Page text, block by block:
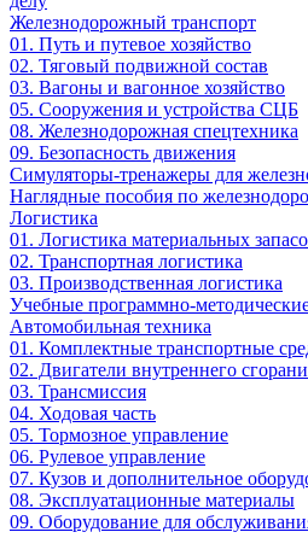
Железнодорожный транспорт
01. Путь и путевое хозяйство
02. Тяговый подвижной состав
03. Вагоны и вагонное хозяйство
05. Сооружения и устройства СЦБ
08. Железнодорожная спецтехника
09. Безопасность движения
Симуляторы-тренажеры для
Наглядные пособия по
Логистика
01. Логистика материальных
02. Транспортная логистика
03. Производственная логистика
Учебные программно-
Автомобильная техника
01. Комплектные транспортные
02. Двигатели внутреннего
03. Трансмиссия
04. Ходовая часть
05. Тормозное управление
06. Рулевое управление
07. Кузов и дополнительное
08. Эксплуатационные материалы
09. Оборудование для